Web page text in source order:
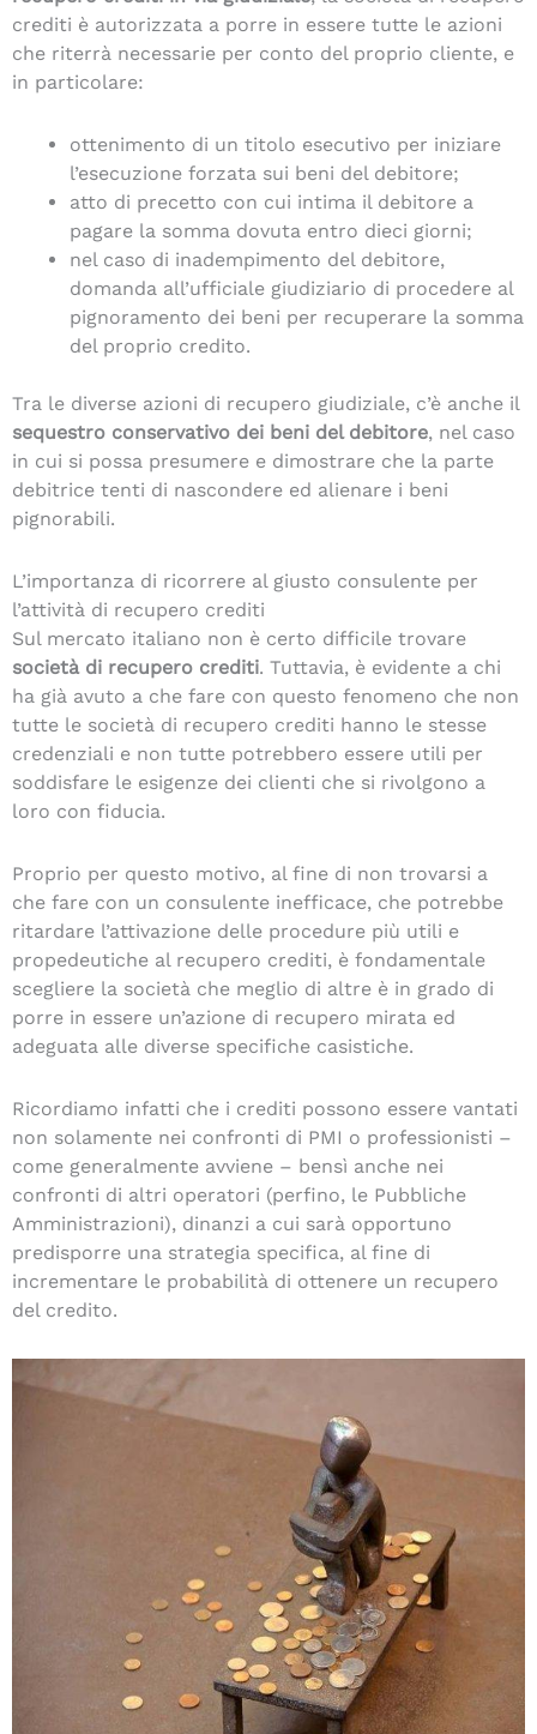
crediti è autorizzata a porre in essere tutte le azioni
che riterrà necessarie per conto del proprio cliente, e
in particolare:
ottenimento di un titolo esecutivo per iniziare
l’esecuzione forzata sui beni del debitore;
atto di precetto con cui intima il debitore a
pagare la somma dovuta entro dieci giorni;
nel caso di inadempimento del debitore,
domanda all’ufficiale giudiziario di procedere al
pignoramento dei beni per recuperare la somma
del proprio credito.
Tra le diverse azioni di recupero giudiziale, c’è anche il
sequestro conservativo dei beni del debitore, nel caso
in cui si possa presumere e dimostrare che la parte
debitrice tenti di nascondere ed alienare i beni
pignorabili.
L’importanza di ricorrere al giusto consulente per
l’attività di recupero crediti
Sul mercato italiano non è certo difficile trovare
società di recupero crediti. Tuttavia, è evidente a chi
ha già avuto a che fare con questo fenomeno che non
tutte le società di recupero crediti hanno le stesse
credenziali e non tutte potrebbero essere utili per
soddisfare le esigenze dei clienti che si rivolgono a
loro con fiducia.
Proprio per questo motivo, al fine di non trovarsi a
che fare con un consulente inefficace, che potrebbe
ritardare l’attivazione delle procedure più utili e
propedeutiche al recupero crediti, è fondamentale
scegliere la società che meglio di altre è in grado di
porre in essere un’azione di recupero mirata ed
adeguata alle diverse specifiche casistiche.
Ricordiamo infatti che i crediti possono essere vantati
non solamente nei confronti di PMI o professionisti –
come generalmente avviene – bensì anche nei
confronti di altri operatori (perfino, le Pubbliche
Amministrazioni), dinanzi a cui sarà opportuno
predisporre una strategia specifica, al fine di
incrementare le probabilità di ottenere un recupero
del credito.